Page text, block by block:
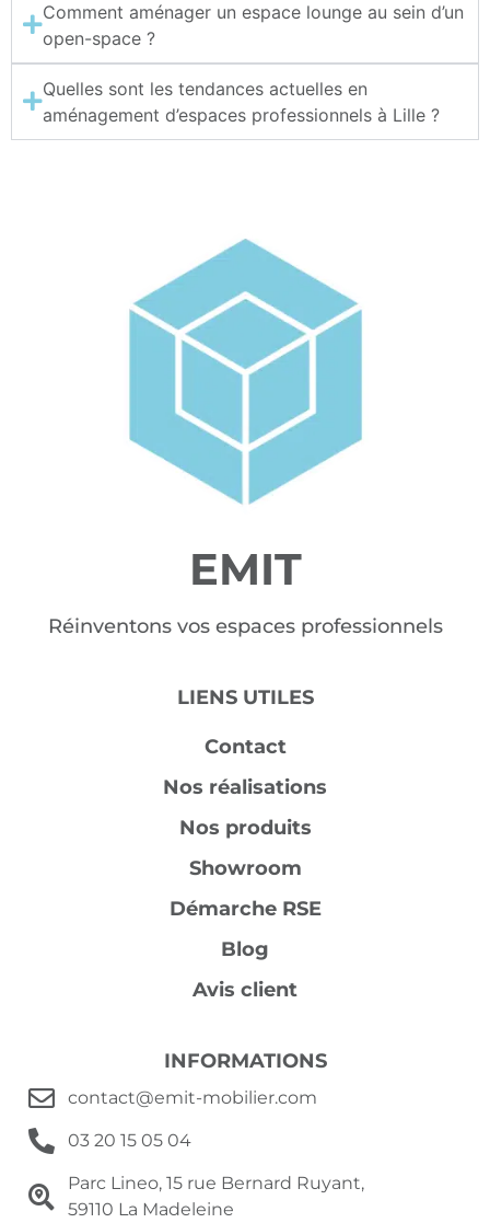
Comment aménager un espace lounge au sein d’un
open-space ?
Quelles sont les tendances actuelles en
aménagement d’espaces professionnels à Lille ?
EMIT
Réinventons vos espaces professionnels
LIENS UTILES
Contact
Nos réalisations
Nos produits
Showroom
Démarche RSE
Blog
Avis client
INFORMATIONS
contact@emit-mobilier.com
03 20 15 05 04
Parc Lineo, 15 rue Bernard Ruyant,
59110 La Madeleine